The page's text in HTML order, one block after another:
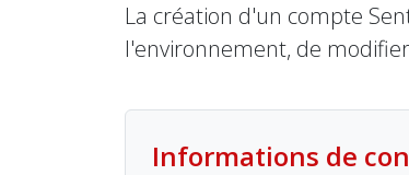
La création d'un compte
l'environnement, de
Informations de